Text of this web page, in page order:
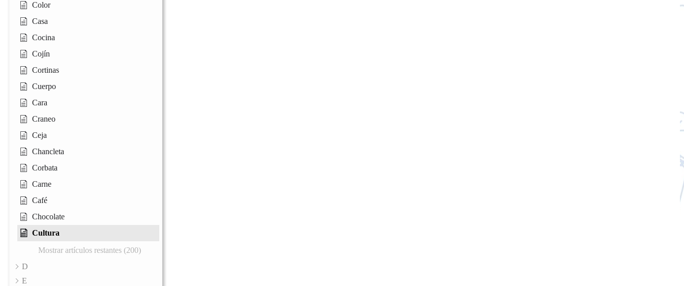
Color
Casa
Cocina
Cojín
Cortinas
Cuerpo
Cara
Craneo
Ceja
Chancleta
Corbata
Carne
Café
Chocolate
Cultura
Mostrar artículos restantes (200)
D
E